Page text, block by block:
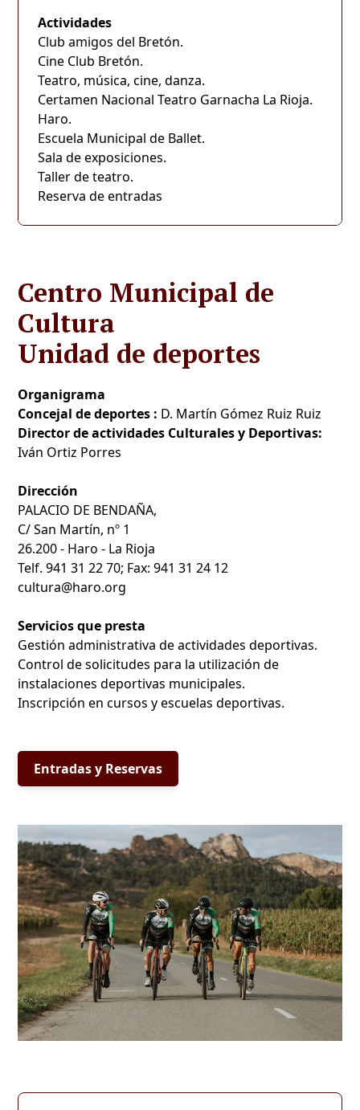
Actividades
Club amigos del Bretón.
Cine Club Bretón.
Teatro, música, cine, danza.
Certamen Nacional Teatro Garnacha La Rioja.
Haro.
Escuela Municipal de Ballet.
Sala de exposiciones.
Taller de teatro.
Reserva de entradas
Centro Municipal de
Cultura
Unidad de deportes
Organigrama
Concejal de deportes : D. Martín Gómez Ruiz Ruiz
Director de actividades Culturales y Deportivas:
Iván Ortiz Porres
Dirección
PALACIO DE BENDAÑA,
C/ San Martín, nº 1
26.200 - Haro - La Rioja
Telf. 941 31 22 70; Fax: 941 31 24 12
cultura@haro.org
Servicios que presta
Gestión administrativa de actividades deportivas.
Control de solicitudes para la utilización de
instalaciones deportivas municipales.
Inscripción en cursos y escuelas deportivas.
Entradas y Reservas